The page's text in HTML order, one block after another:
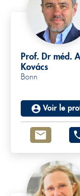
Prof. Dr méd.
Kovács
Bonn
Voir le